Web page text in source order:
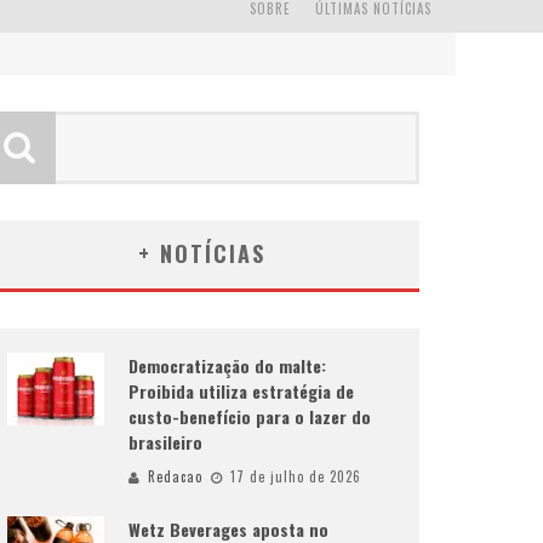
ÚLTIMAS NOTÍCIAS
SOBRE
+ NOTÍCIAS
Democratização do malte:
Proibida utiliza estratégia de
custo-benefício para o lazer do
brasileiro
Redacao 17 de julho de 2026
Wetz Beverages aposta no